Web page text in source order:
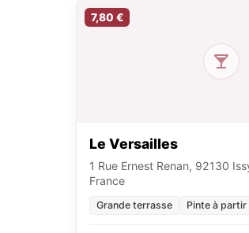
7,80 €
Le Versailles
1 Rue Ernest Renan, 92130
France
Grande terrasse Pinte à partir